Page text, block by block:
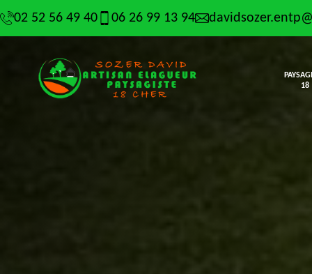
02 52 56 49 40 06 26 99 13 94
18